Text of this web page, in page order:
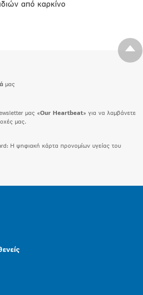
από καρκίνο
μας
μας «Our Heartbeat» για να λαμβάνετε
μας.
H ψηφιακή κάρτα προνομίων υγείας του